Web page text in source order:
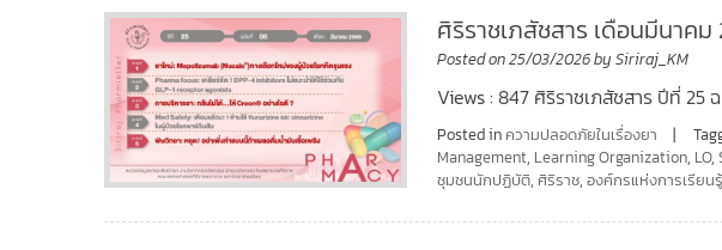
ศิริราชเภสัชสาร เดือนมีนาคม
Posted on25/03/2026by Siriraj_KM
Views : 847 ศิริราชเภสัชสาร ปีที่ 25
Posted in ความปลอดภัยในเรื่องยา
Management, Learning Organization, LO,
ชุมชนนักปฏิบัติ, ศิริราช, องค์กรแห่งการเรียนรู้